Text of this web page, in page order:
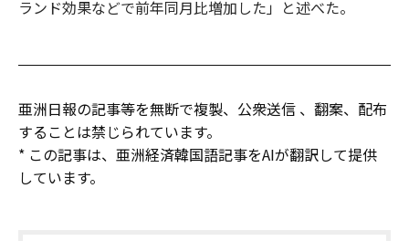
ランド効果などで前年同月比増加した」と述べた。
亜洲日報の記事等を無断で複製、公衆送信 、翻案、配布
することは禁じられています。
* この記事は、亜洲経済韓国語記事をAIが翻訳して提供
しています。